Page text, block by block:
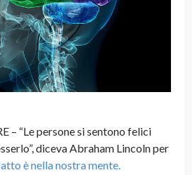
– “Le persone si sentono felici
diceva Abraham Lincoln per
è nella nostra mente.